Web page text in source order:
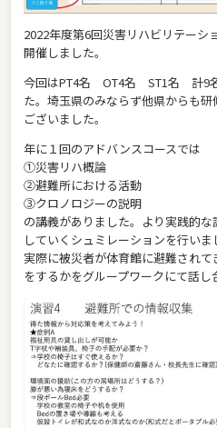
2022年度第6回災害リハビリテーシ
開催しました。
今回はPT4名 OT4名 ST1名 計9
た。埼玉県のみならず他県からも
ございました。
年に１回のアドバンスコースでは
①災害リハ概論
②避難所における活動
③クロノロジーの説明
の講義がありました。より実践的
していくシュミレーションを行いま
実際に被災者が体育館に避難され
をするかをグループワークにて話し